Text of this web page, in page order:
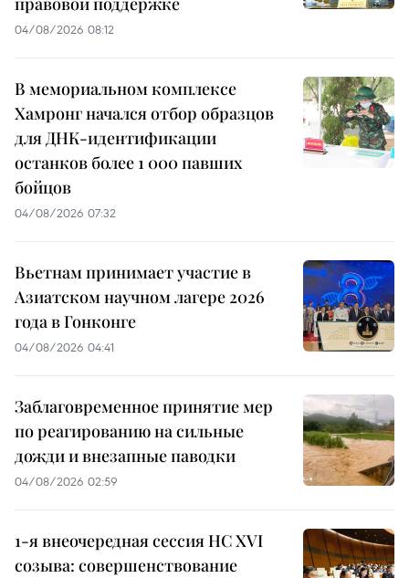
04/08/2026 08:12
В мемориальном комплексе
Хамронг начался отбор образцов
для ДНК-идентификации
останков более 1 000 павших
бойцов
04/08/2026 07:32
Вьетнам принимает участие в
Азиатском научном лагере 2026
года в Гонконге
04/08/2026 04:41
Заблаговременное принятие мер
по реагированию на сильные
дожди и внезапные паводки
04/08/2026 02:59
1-я внеочередная сессия НС XVI
созыва: совершенствование